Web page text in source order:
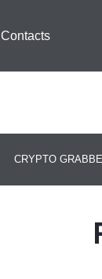
Contacts
CRYPTO